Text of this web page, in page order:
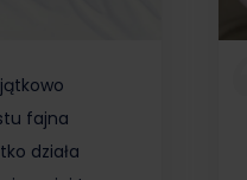
fajna
działa